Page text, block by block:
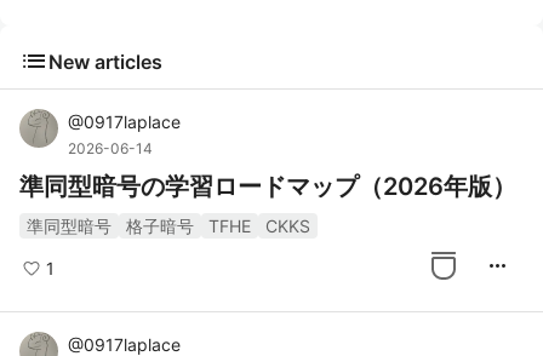
list New articles
@0917laplace
2026-06-14
準同型暗号の学習ロードマップ（2026年版）
準同型暗号 格子暗号 TFHE CKKS
1 more_horiz
@0917laplace